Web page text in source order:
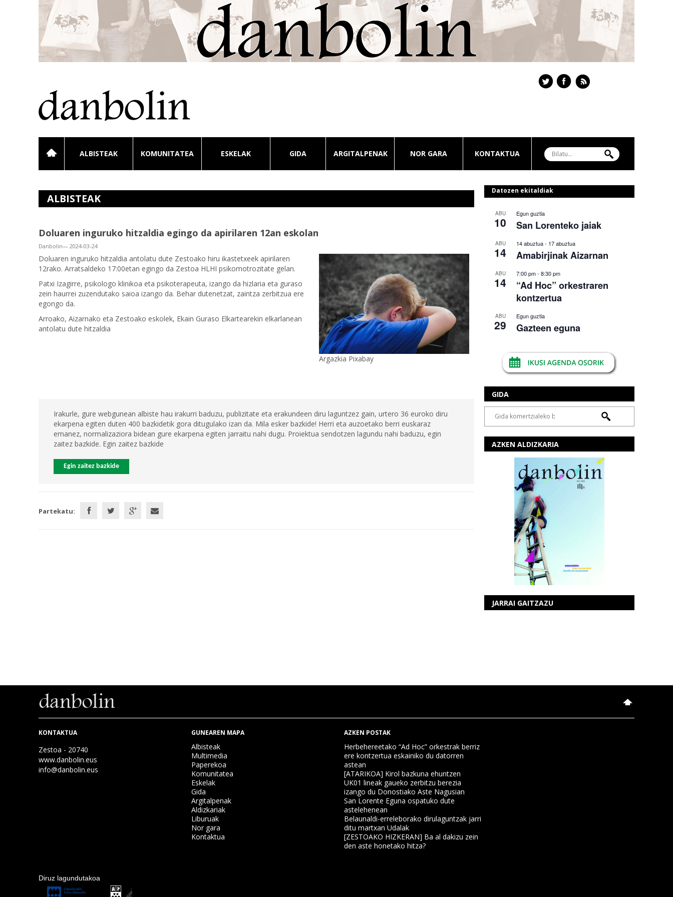
ALBISTEAK KOMUNITATEA ESKELAK GIDA ARGITALPENAK NOR GARA KONTAKTUA
ALBISTEAK
Doluaren inguruko hitzaldia egingo da apirilaren 12an eskolan
Danbolin— 2024-03-24
Argazkia Pixabay
Doluaren inguruko hitzaldia antolatu dute Zestoako hiru ikastetxeek apirilaren
12rako. Arratsaldeko 17:00etan egingo da Zestoa HLHI psikomotrozitate gelan.
Patxi Izagirre, psikologo klinikoa eta psikoterapeuta, izango da hizlaria eta guraso
zein haurrei zuzendutako saioa izango da. Behar dutenetzat, zaintza zerbitzua ere
egongo da.
Arroako, Aizarnako eta Zestoako eskolek, Ekain Guraso Elkartearekin elkarlanean
antolatu dute hitzaldia
Irakurle, gure webgunean albiste hau irakurri baduzu, publizitate eta erakundeen diru laguntzez gain, urtero 36 euroko diru
ekarpena egiten duten 400 bazkidetik gora ditugulako izan da. Mila esker bazkide! Herri eta auzoetako berri euskaraz
emanez, normalizaziora bidean gure ekarpena egiten jarraitu nahi dugu. Proiektua sendotzen lagundu nahi baduzu, egin
zaitez bazkide. Egin zaitez bazkide
Egin zaitez bazkide
Partekatu:
Datozen ekitaldiak
ABU
10
Egun guztia
San Lorenteko jaiak
ABU
14
14 abuztua- 17 abuztua
Amabirjinak Aizarnan
ABU
14
7:00 pm- 8:30 pm
“Ad Hoc” orkestraren
kontzertua
ABU
29
Egun guztia
Gazteen eguna
GIDA
AZKEN ALDIZKARIA
JARRAI GAITZAZU
KONTAKTUA
Zestoa - 20740
www.danbolin.eus
info@danbolin.eus
GUNEAREN MAPA
Albisteak
Multimedia
Paperekoa
Komunitatea
Eskelak
Gida
Argitalpenak
Aldizkariak
Liburuak
Nor gara
Kontaktua
AZKEN POSTAK
Herbehereetako “Ad Hoc” orkestrak berriz
ere kontzertua eskainiko du datorren
astean
[ATARIKOA] Kirol bazkuna ehuntzen
UK01 lineak gaueko zerbitzu berezia
izango du Donostiako Aste Nagusian
San Lorente Eguna ospatuko dute
astelehenean
Belaunaldi-erreleborako dirulaguntzak jarri
ditu martxan Udalak
[ZESTOAKO HIZKERAN] Ba al dakizu zein
den aste honetako hitza?
Diruz lagundutakoa